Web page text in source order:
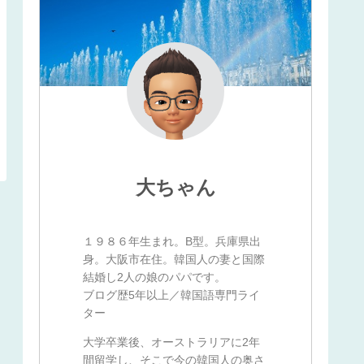
大ちゃん
１９８６年生まれ。B型。兵庫県出
身。大阪市在住。韓国人の妻と国際
結婚し2人の娘のパパです。
ブログ歴5年以上／韓国語専門ライ
ター
大学卒業後、オーストラリアに2年
間留学し、そこで今の韓国人の奥さ